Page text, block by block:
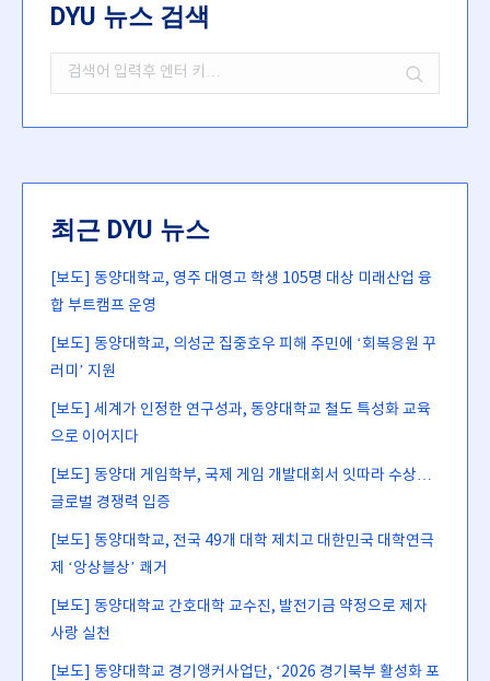
DYU 뉴스 검색
Search:
최근 DYU 뉴스
[보도] 동양대학교, 영주 대영고 학생 105명 대상 미래산업 융
합 부트캠프 운영
[보도] 동양대학교, 의성군 집중호우 피해 주민에 ‘회복응원 꾸
러미’ 지원
[보도] 세계가 인정한 연구성과, 동양대학교 철도 특성화 교육
으로 이어지다
[보도] 동양대 게임학부, 국제 게임 개발대회서 잇따라 수상…
글로벌 경쟁력 입증
[보도] 동양대학교, 전국 49개 대학 제치고 대한민국 대학연극
제 ‘앙상블상’ 쾌거
[보도] 동양대학교 간호대학 교수진, 발전기금 약정으로 제자
사랑 실천
[보도] 동양대학교 경기앵커사업단, ‘2026 경기북부 활성화 포